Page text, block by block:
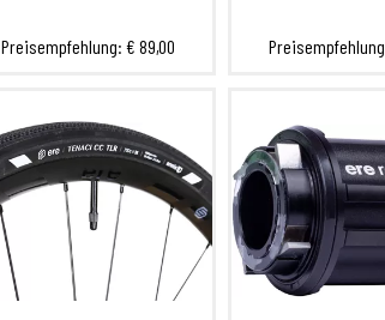
Preisempfehlung:€ 89,00